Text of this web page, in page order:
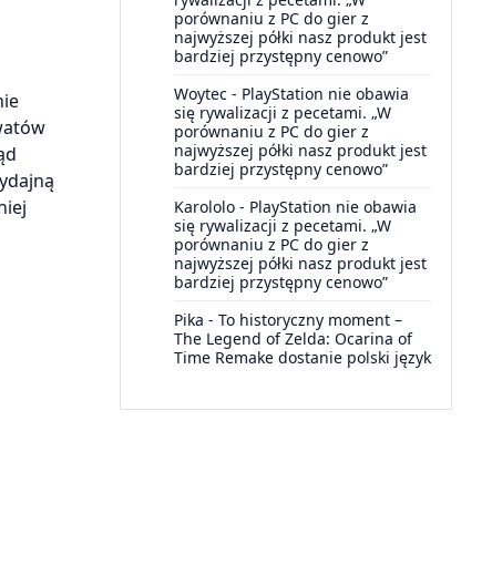
porównaniu z PC do gier z
najwyższej półki nasz produkt jest
bardziej przystępny cenowo”
Woytec - PlayStation nie obawia
się rywalizacji z pecetami. „W
porównaniu z PC do gier z
najwyższej półki nasz produkt jest
bardziej przystępny cenowo”
Karololo - PlayStation nie obawia
się rywalizacji z pecetami. „W
porównaniu z PC do gier z
najwyższej półki nasz produkt jest
bardziej przystępny cenowo”
Pika - To historyczny moment –
The Legend of Zelda: Ocarina of
Time Remake dostanie polski język